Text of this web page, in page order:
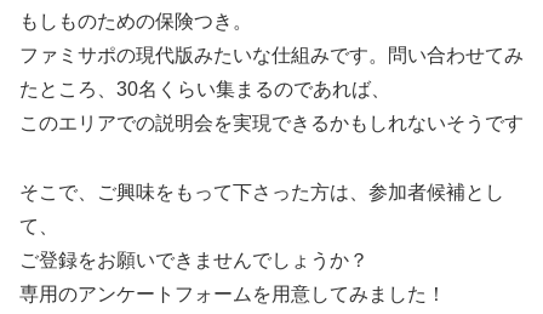
もしものための保険つき。
ファミサポの現代版みたいな仕組みです。問い合わせてみ
たところ、30名くらい集まるのであれば、
このエリアでの説明会を実現できるかもしれないそうです
そこで、ご興味をもって下さった方は、参加者候補とし
て、
ご登録をお願いできませんでしょうか？
専用のアンケートフォームを用意してみました！